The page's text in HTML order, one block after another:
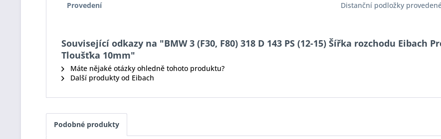
Provedení
Distanční podložky
Související odkazy na "BMW 3 (F30, F80) 318 D 143 PS (12-15) Šířka rozchodu Eibach
Tloušťka 10mm"
Máte nějaké otázky ohledně tohoto produktu?
Další produkty od Eibach
Podobné produkty